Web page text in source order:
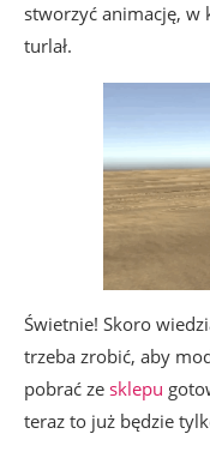
stworzyć animację, w
turlał.
Świetnie! Skoro
trzeba zrobić, aby
pobrać ze sklepu
teraz to już będzie